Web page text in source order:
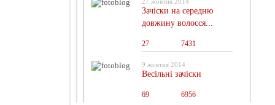
Зачіски на середню
довжину волосся...
27 7431
9 жовтня 2014
Весільні зачіски
69 6956